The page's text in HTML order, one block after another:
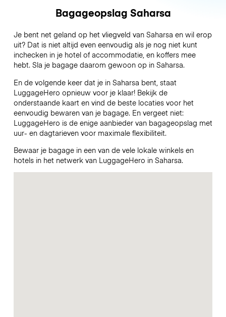
Bagageopslag Saharsa
Je bent net geland op het vliegveld van Saharsa en wil erop
uit? Dat is niet altijd even eenvoudig als je nog niet kunt
inchecken in je hotel of accommodatie, en koffers mee
hebt. Sla je bagage daarom gewoon op in Saharsa.
En de volgende keer dat je in Saharsa bent, staat
LuggageHero opnieuw voor je klaar! Bekijk de
onderstaande kaart en vind de beste locaties voor het
eenvoudig bewaren van je bagage. En vergeet niet:
LuggageHero is de enige aanbieder van bagageopslag met
uur- en dagtarieven voor maximale flexibiliteit.
Bewaar je bagage in een van de vele lokale winkels en
hotels in het netwerk van LuggageHero in Saharsa.